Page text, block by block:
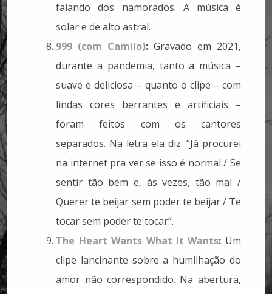
falando dos namorados. A música é
solar e de alto astral.
999 (com Camilo): Gravado em 2021,
durante a pandemia, tanto a música –
suave e deliciosa – quanto o clipe – com
lindas cores berrantes e artificiais –
foram feitos com os cantores
separados. Na letra ela diz: “Já procurei
na internet pra ver se isso é normal / Se
sentir tão bem e, às vezes, tão mal /
Querer te beijar sem poder te beijar / Te
tocar sem poder te tocar”.
The Heart Wants What It Wants: Um
clipe lancinante sobre a humilhação do
amor não correspondido. Na abertura,